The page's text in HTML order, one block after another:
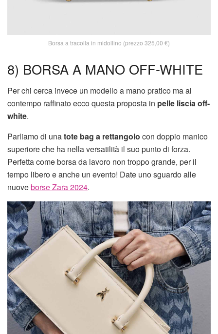
Borsa a tracolla in midollino (prezzo 325,00 €)
8) BORSA A MANO OFF-WHITE
Per chi cerca invece un modello a mano pratico ma al
contempo raffinato ecco questa proposta in pelle liscia off-
white.
Parliamo di unatote bag a rettangolo con doppio manico
superiore che ha nella versatilità il suo punto di forza.
Perfetta come borsa da lavoro non troppo grande, per il
tempo libero e anche un evento! Date uno sguardo alle
nuoveborse Zara 2024.